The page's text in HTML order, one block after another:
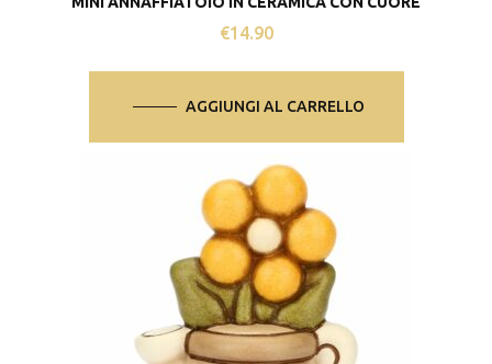
€14.90
AGGIUNGI AL CARRELLO